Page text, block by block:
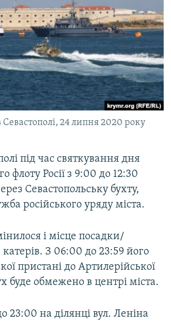
КРИМУ
Севастополі, 24 липня 2020 року
під час святкування дня
флоту Росії з 9:00 до 12:30
Севастопольську бухту,
російського уряду міста.
і місце посадки/
З 06:00 до 23:59 його
пристані до Артилерійської
буде обмежено в центрі міста.
23:00 на ділянці вул. Леніна